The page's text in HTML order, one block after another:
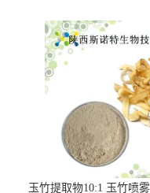
玉竹提取物10:1 玉竹喷